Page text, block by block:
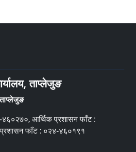
ताप्लेजुङ
४६०२७०, आर्थिक प्रशासन फाँट :
फाँट : ०२४-४६०१९१